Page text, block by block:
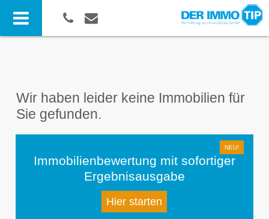
Wir haben leider keine Immobilien für
Sie gefunden.
Immobilienbewertung mit sofortiger
Ergebnisausgabe
Hier starten